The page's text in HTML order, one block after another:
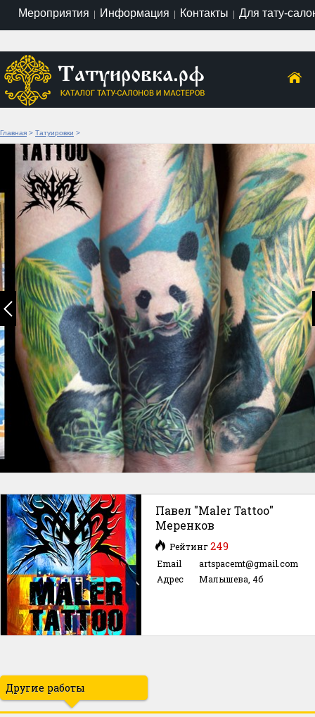
Мероприятия | Информация | Контакты | Для тату-
Главная > Татуировки >
Павел "Maler Tattoo"
Меренков
Рейтинг249
Email
artspacemt@gmail.com
Адрес
Малышева, 4б
Другие работы